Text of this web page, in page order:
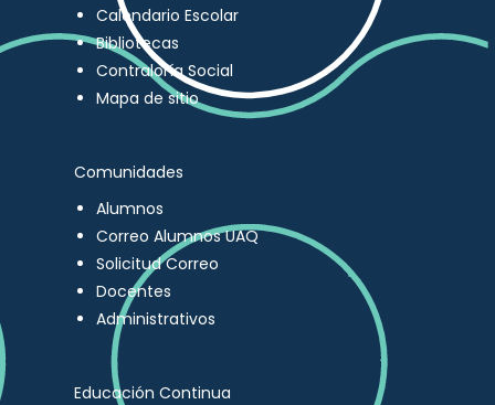
Calendario Escolar
Bibliotecas
Contraloría Social
Mapa de sitio
Comunidades
Alumnos
Correo Alumnos UAQ
Solicitud Correo
Docentes
Administrativos
Educación Continua